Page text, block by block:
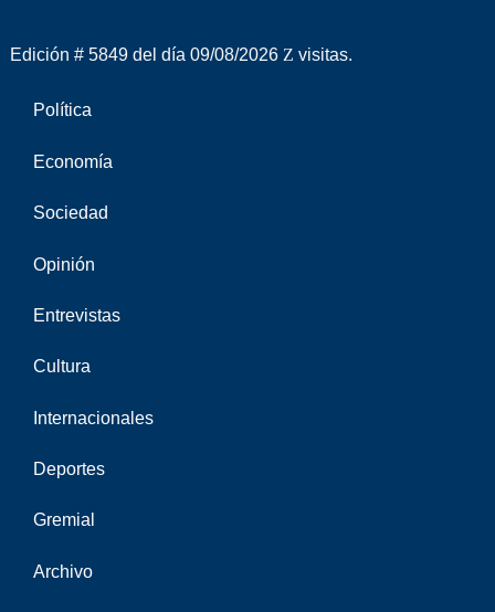
Edición # 5849 del día 09/08/2026 visitas.
Política
Economía
Sociedad
Opinión
Entrevistas
Cultura
Internacionales
Deportes
Gremial
Archivo